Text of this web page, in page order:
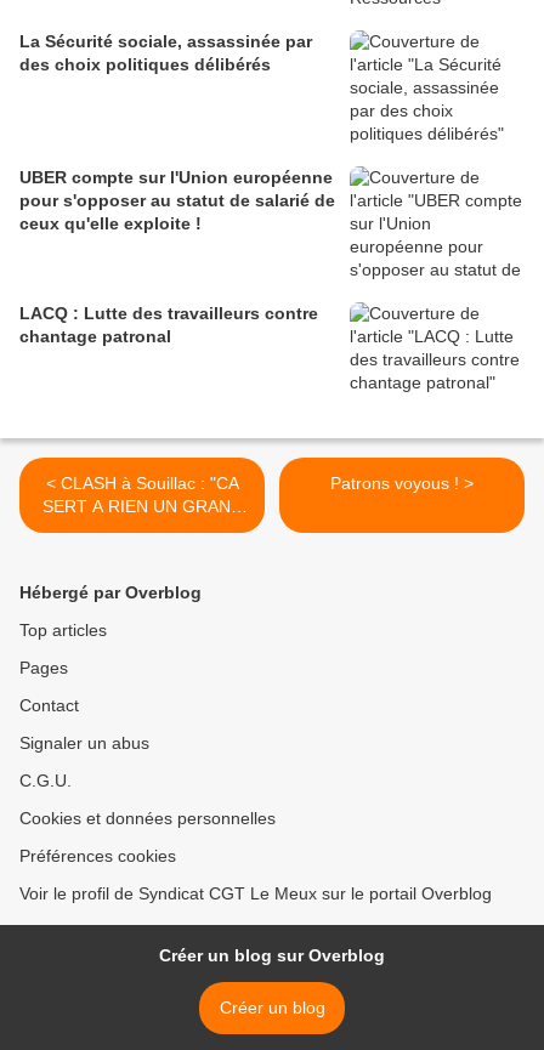
La Sécurité sociale, assassinée par
des choix politiques délibérés
UBER compte sur l'Union européenne
pour s'opposer au statut de salarié de
ceux qu'elle exploite !
LACQ : Lutte des travailleurs contre
chantage patronal
< CLASH à Souillac : "CA
SERT A RIEN UN GRAND
DEBAT !" ( Macron,
Patrons voyous ! >
Hébergé par Overblog
Top articles
Pages
Contact
Signaler un abus
C.G.U.
Cookies et données personnelles
Préférences cookies
Voir le profil de Syndicat CGT Le Meux sur le portail Overblog
Créer un blog sur Overblog
Créer un blog